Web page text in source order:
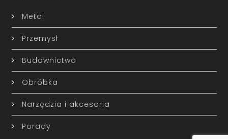
Metal
Przemysł
Budownictwo
Obróbka
Narzędzia i akcesoria
Porady